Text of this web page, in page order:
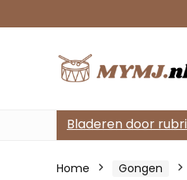
Bladeren door
Home Gongen